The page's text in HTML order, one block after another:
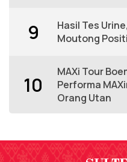
9
Hasil Tes
Moutong
10
MAXi Tour
Performa
Orang Utan